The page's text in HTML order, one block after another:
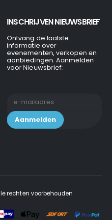
INSCHRIJVEN NIEUWSBRIEF
Ontvang de laatste
informatie over
evenementen, verkopen en
aanbiedingen. Aanmelden
voor Nieuwsbrief:
rechten voorbehouden